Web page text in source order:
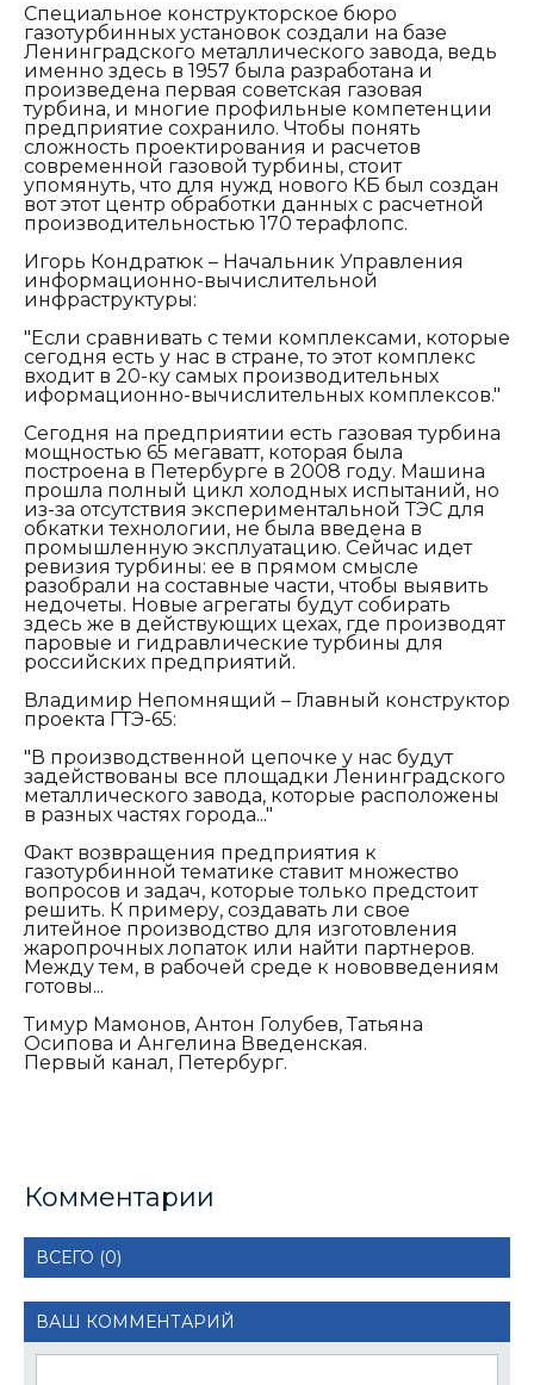
Специальное конструкторское бюро
газотурбинных установок создали на базе
Ленинградского металлического завода, ведь
именно здесь в 1957 была разработана и
произведена первая советская газовая
турбина, и многие профильные компетенции
предприятие сохранило. Чтобы понять
сложность проектирования и расчетов
современной газовой турбины, стоит
упомянуть, что для нужд нового КБ был создан
вот этот центр обработки данных с расчетной
производительностью 170 терафлопс.
Игорь Кондратюк – Начальник Управления
информационно-вычислительной
инфраструктуры:
"Если сравнивать с теми комплексами, которые
сегодня есть у нас в стране, то этот комплекс
входит в 20-ку самых производительных
иформационно-вычислительных комплексов."
Сегодня на предприятии есть газовая турбина
мощностью 65 мегаватт, которая была
построена в Петербурге в 2008 году. Машина
прошла полный цикл холодных испытаний, но
из-за отсутствия экспериментальной ТЭС для
обкатки технологии, не была введена в
промышленную эксплуатацию. Сейчас идет
ревизия турбины: ее в прямом смысле
разобрали на составные части, чтобы выявить
недочеты. Новые агрегаты будут собирать
здесь же в действующих цехах, где производят
паровые и гидравлические турбины для
российских предприятий.
Владимир Непомнящий – Главный конструктор
проекта ГТЭ-65:
"В производственной цепочке у нас будут
задействованы все площадки Ленинградского
металлического завода, которые расположены
в разных частях города..."
Факт возвращения предприятия к
газотурбинной тематике ставит множество
вопросов и задач, которые только предстоит
решить. К примеру, создавать ли свое
литейное производство для изготовления
жаропрочных лопаток или найти партнеров.
Между тем, в рабочей среде к нововведениям
готовы...
Тимур Мамонов, Антон Голубев, Татьяна
Осипова и Ангелина Введенская.
Первый канал, Петербург.
Комментарии
ВСЕГО (0)
ВАШ КОММЕНТАРИЙ